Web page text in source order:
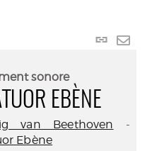
Lien
sonore
EBÈNE
van Beethoven -
Ebène